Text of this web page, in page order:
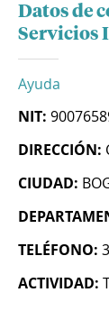
Datos de
Servicios
Ayuda
NIT:
DIRECCIÓN:
CIUDAD:
TELÉFONO:
ACTIVIDAD: